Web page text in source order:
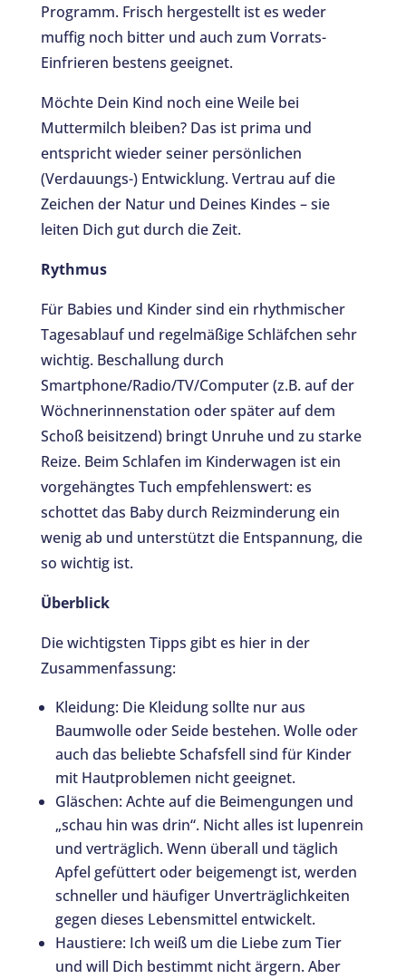
Programm. Frisch hergestellt ist es weder
muffig noch bitter und auch zum Vorrats-
Einfrieren bestens geeignet.
Möchte Dein Kind noch eine Weile bei
Muttermilch bleiben? Das ist prima und
entspricht wieder seiner persönlichen
(Verdauungs-) Entwicklung. Vertrau auf die
Zeichen der Natur und Deines Kindes – sie
leiten Dich gut durch die Zeit.
Rythmus
Für Babies und Kinder sind ein rhythmischer
Tagesablauf und regelmäßige Schläfchen sehr
wichtig. Beschallung durch
Smartphone/Radio/TV/Computer (z.B. auf der
Wöchnerinnenstation oder später auf dem
Schoß beisitzend) bringt Unruhe und zu starke
Reize. Beim Schlafen im Kinderwagen ist ein
vorgehängtes Tuch empfehlenswert: es
schottet das Baby durch Reizminderung ein
wenig ab und unterstützt die Entspannung, die
so wichtig ist.
Überblick
Die wichtigsten Tipps gibt es hier in der
Zusammenfassung:
Kleidung: Die Kleidung sollte nur aus
Baumwolle oder Seide bestehen. Wolle oder
auch das beliebte Schafsfell sind für Kinder
mit Hautproblemen nicht geeignet.
Gläschen: Achte auf die Beimengungen und
„schau hin was drin“. Nicht alles ist lupenrein
und verträglich. Wenn überall und täglich
Apfel gefüttert oder beigemengt ist, werden
schneller und häufiger Unverträglichkeiten
gegen dieses Lebensmittel entwickelt.
Haustiere: Ich weiß um die Liebe zum Tier
und will Dich bestimmt nicht ärgern. Aber